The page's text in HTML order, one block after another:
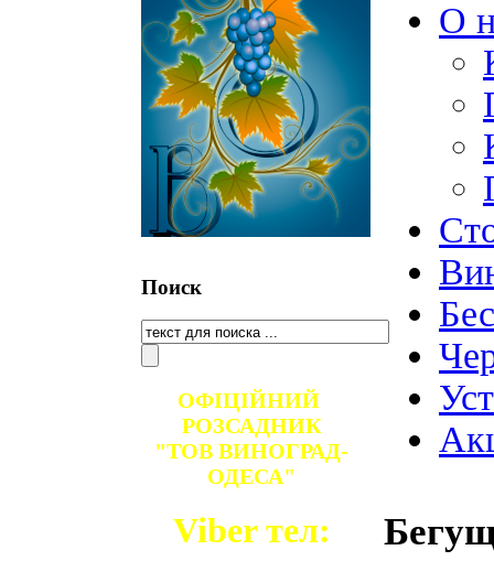
Поиск
ОФІЦІЙНИЙ
РОЗСАДНИК
"ТОВ ВИНОГРАД-
ОДЕСА"
Viber тел:
О